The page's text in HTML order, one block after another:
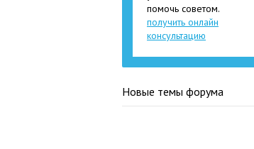
помочь советом.
получить онлайн
консультацию
Новые темы форума